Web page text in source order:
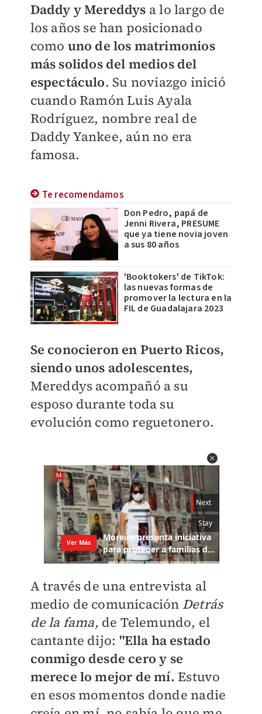
Daddy y Mereddys a lo largo de
los años se han posicionado
como uno de los matrimonios
más solidos del medios del
espectáculo. Su noviazgo inició
cuando Ramón Luis Ayala
Rodríguez, nombre real de
Daddy Yankee, aún no era
famosa.
Te recomendamos
Don Pedro, papá de
Jenni Rivera, PRESUME
que ya tiene novia joven
a sus 80 años
'Booktokers' de TikTok:
las nuevas formas de
promover la lectura en la
FIL de Guadalajara 2023
Se conocieron en Puerto Ricos,
siendo unos adolescentes,
Mereddys acompañó a su
esposo durante toda su
evolución como reguetonero.
A través de una entrevista al
medio de comunicación Detrás
de la fama, de Telemundo, el
cantante dijo: "Ella ha estado
conmigo desde cero y se
merece lo mejor de mí. Estuvo
en esos momentos donde nadie